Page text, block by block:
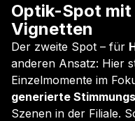
Optik-Spot
Vignetten
Der zweite Spot – für
anderen Ansatz: Hier
Einzelmomente im
generierte
Szenen in der Filiale.